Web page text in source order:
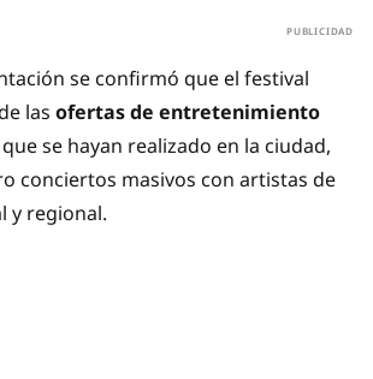
se confirmó que el festival
las ofertas de entretenimiento
que se hayan realizado en la ciudad,
conciertos masivos con artistas de
y regional.